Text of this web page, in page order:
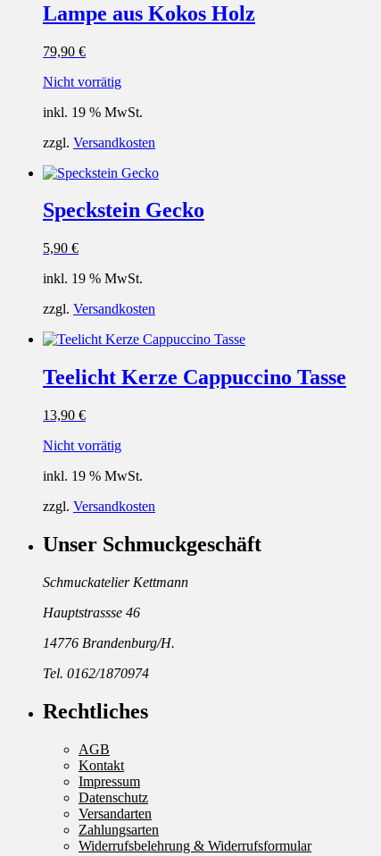
Lampe aus Kokos Holz
79,90 €
Nicht vorrätig
inkl. 19 % MwSt.
zzgl. Versandkosten
Speckstein Gecko
5,90 €
inkl. 19 % MwSt.
zzgl. Versandkosten
Teelicht Kerze Cappuccino Tasse
13,90 €
Nicht vorrätig
inkl. 19 % MwSt.
zzgl. Versandkosten
Unser Schmuckgeschäft
Schmuckatelier Kettmann
Hauptstrassse 46
14776 Brandenburg/H.
Tel. 0162/1870974
Rechtliches
AGB
Kontakt
Impressum
Datenschutz
Versandarten
Zahlungsarten
Widerrufsbelehrung & Widerrufsformular